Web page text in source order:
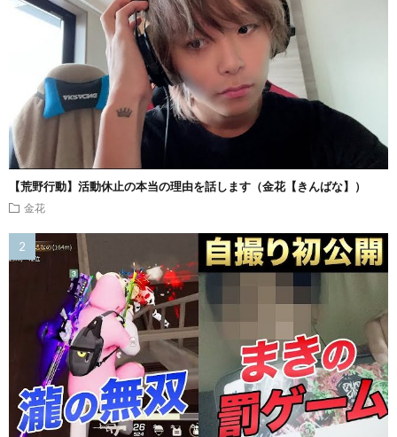
【荒野行動】活動休止の本当の理由を話します（金花【きんばな】）
金花